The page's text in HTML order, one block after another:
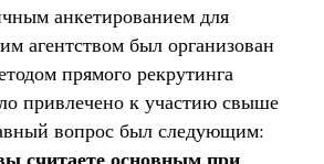
анкетированием для
агентством был организован
прямого рекрутинга
привлечено к участию свыше
вопрос был следующим:
считаете основным при